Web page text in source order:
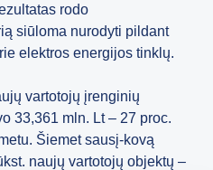
rodo
siūloma nurodyti pildant
elektros energijos tinklų.
vartotojų įrenginių
33,361 mln. Lt – 27 proc.
Šiemet sausį-kovą
naujų vartotojų objektų –